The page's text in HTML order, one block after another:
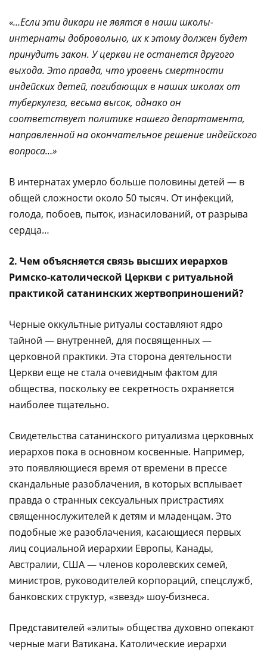
«…Если эти дикари не явятся в наши школы-
интернаты добровольно, их к этому должен будет
принудить закон. У церкви не останется другого
выхода. Это правда, что уровень смертности
индейских детей, погибающих в наших школах от
туберкулеза, весьма высок, однако он
соответствует политике нашего департамента,
направленной на окончательное решение индейского
вопроса…»
В интернатах умерло больше половины детей — в
общей сложности около 50 тысяч. От инфекций,
голода, побоев, пыток, изнасилований, от разрыва
сердца…
2. Чем объясняется связь высших иерархов
Римско-католической Церкви с ритуальной
практикой сатанинских жертвоприношений?
Черные оккультные ритуалы составляют ядро
тайной — внутренней, для посвященных —
церковной практики. Эта сторона деятельности
Церкви еще не стала очевидным фактом для
общества, поскольку ее секретность охраняется
наиболее тщательно.
Свидетельства сатанинского ритуализма церковных
иерархов пока в основном косвенные. Например,
это появляющиеся время от времени в прессе
скандальные разоблачения, в которых всплывает
правда о странных сексуальных пристрастиях
священнослужителей к детям и младенцам. Это
подобные же разоблачения, касающиеся первых
лиц социальной иерархии Европы, Канады,
Австралии, США — членов королевских семей,
министров, руководителей корпораций, спецслужб,
банковских структур, «звезд» шоу-бизнеса.
Представителей «элиты» общества духовно опекают
черные маги Ватикана. Католические иерархи